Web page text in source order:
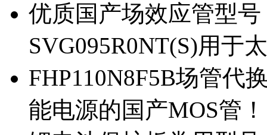
优质国产场效应管型
SVG095R0NT(S)用于
FHP110N8F5B场管代
能电源的国产MOS管！